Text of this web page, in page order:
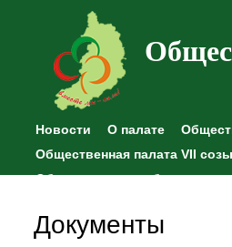
Новости О палате
Общественная палата VII
Общественные наблюдения
Документы